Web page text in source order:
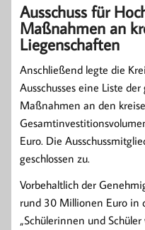
Ausschuss für
Maßnahmen an
Liegenschaften
Anschließend legte die
Ausschusses eine Liste
Maßnahmen an den
Euro. Die
geschlossen zu.
Vorbehaltlich der
rund 30 Millionen Euro in
„Schülerinnen und